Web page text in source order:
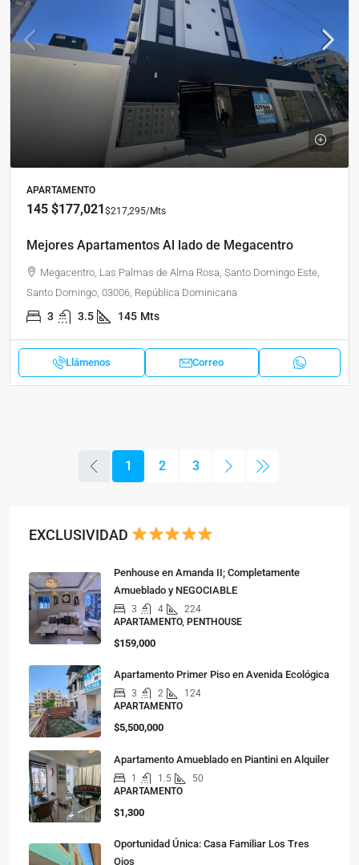
APARTAMENTO
145 $177,021$217,295/Mts
Mejores Apartamentos Al lado de Megacentro
Megacentro, Las Palmas de Alma Rosa, Santo Domingo Este,
Santo Domingo, 03006, República Dominicana
3 3.5 145 Mts
Llámenos Correo
1 2 3
EXCLUSIVIDAD
Penhouse en Amanda II; Completamente
Amueblado y NEGOCIABLE
3 4
224
APARTAMENTO, PENTHOUSE
$159,000
Apartamento Primer Piso en Avenida Ecológica
3 2
124
APARTAMENTO
$5,500,000
Apartamento Amueblado en Piantini en Alquiler
1 1.5
50
APARTAMENTO
$1,300
Oportunidad Única: Casa Familiar Los Tres
Ojos